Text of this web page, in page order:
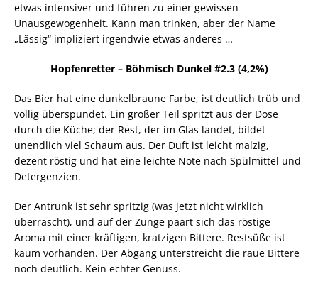
etwas intensiver und führen zu einer gewissen
Unausgewogenheit. Kann man trinken, aber der Name
„Lässig“ impliziert irgendwie etwas anderes …
Hopfenretter – Böhmisch Dunkel #2.3 (4,2%)
Das Bier hat eine dunkelbraune Farbe, ist deutlich trüb und
völlig überspundet. Ein großer Teil spritzt aus der Dose
durch die Küche; der Rest, der im Glas landet, bildet
unendlich viel Schaum aus. Der Duft ist leicht malzig,
dezent röstig und hat eine leichte Note nach Spülmittel und
Detergenzien.
Der Antrunk ist sehr spritzig (was jetzt nicht wirklich
überrascht), und auf der Zunge paart sich das röstige
Aroma mit einer kräftigen, kratzigen Bittere. Restsüße ist
kaum vorhanden. Der Abgang unterstreicht die raue Bittere
noch deutlich. Kein echter Genuss.